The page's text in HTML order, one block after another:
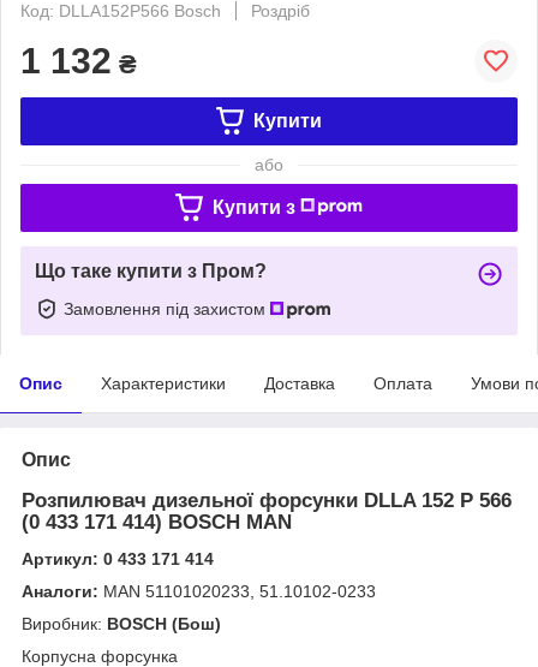
Код: DLLA152P566 Bosch
Роздріб
1 132 ₴
Купити
або
Купити з
Що таке купити з Пром?
Замовлення під захистом
Опис Характеристики Доставка Оплата Умови
Опис
Розпилювач дизельної форсунки DLLA 152 P 566
(0 433 171 414) BOSCH MAN
Артикул: 0 433 171 414
Аналоги: MAN 51101020233, 51.10102-0233
Виробник: BOSCH (Бош)
Корпусна форсунка